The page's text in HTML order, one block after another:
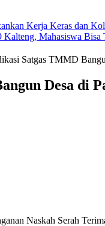
Kerja Keras dan
Kalteng, Mahasiswa
Satgas TMMD
Desa di
Naskah Serah